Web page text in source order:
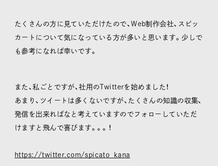
たくさんの方に見ていただけたので、Web制作会社、スピッ
カートについて気になっている方が多いと思います。少しで
も参考になれば幸いです。
また、私ごとですが、社用のTwitterを始めました！
あまり、ツイートは多くないですが、たくさんの知識の収集、
発信を出来ればなと考えていますのでフォローしていただ
けますと飛んで喜びます。。。！
https://twitter.com/spicato_kana